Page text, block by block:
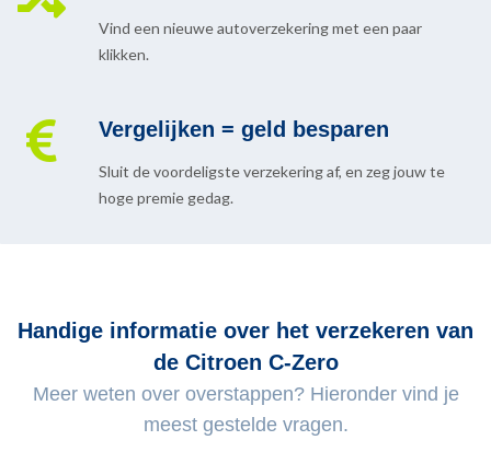
Vind een nieuwe autoverzekering met een paar
klikken.
Vergelijken = geld besparen
Sluit de voordeligste verzekering af, en zeg jouw te
hoge premie gedag.
Handige informatie over het verzekeren van
de Citroen C-Zero
Meer weten over overstappen? Hieronder vind je
meest gestelde vragen.